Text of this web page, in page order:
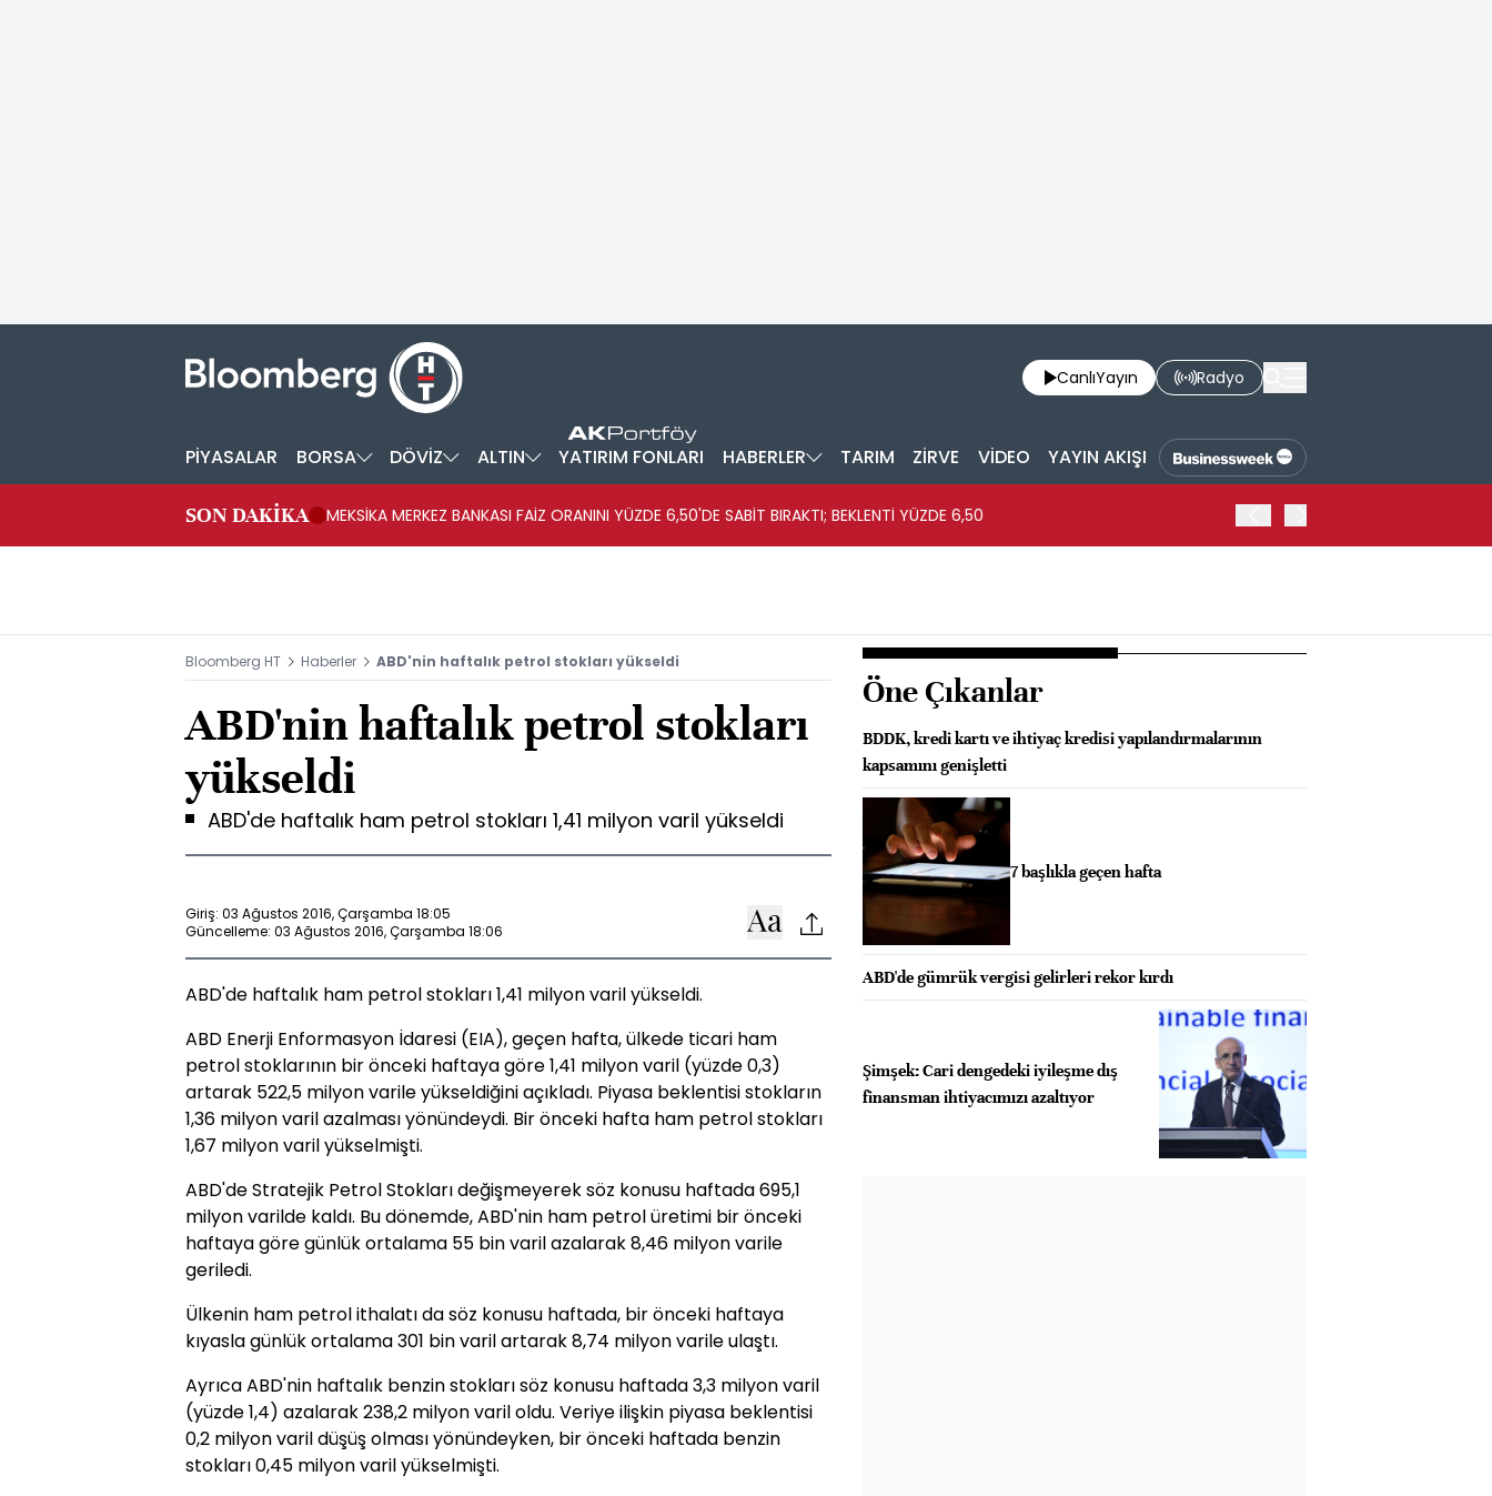
CanlıYayın Radyo
PİYASALAR BORSA DÖVİZ ALTIN YATIRIM FONLARI HABERLER TARIM ZİRVE VİDEO YAYIN AKIŞI
SON DAKİKA MEKSİKA MERKEZ BANKASI FAİZ ORANINI YÜZDE 6,50'DE SABİT BIRAKTI; BEKLENTİ YÜZDE 6,50
Bloomberg HT Haberler ABD'nin haftalık petrol stokları yükseldi
ABD'nin haftalık petrol stokları
yükseldi
ABD'de haftalık ham petrol stokları 1,41 milyon varil yükseldi
Giriş: 03 Ağustos 2016, Çarşamba 18:05
Güncelleme: 03 Ağustos 2016, Çarşamba 18:06
ABD'de haftalık ham petrol stokları 1,41 milyon varil yükseldi.
ABD Enerji Enformasyon İdaresi (EIA), geçen hafta, ülkede ticari ham
petrol stoklarının bir önceki haftaya göre 1,41 milyon varil (yüzde 0,3)
artarak 522,5 milyon varile yükseldiğini açıkladı. Piyasa beklentisi stokların
1,36 milyon varil azalması yönündeydi. Bir önceki hafta ham petrol stokları
1,67 milyon varil yükselmişti.
ABD'de Stratejik Petrol Stokları değişmeyerek söz konusu haftada 695,1
milyon varilde kaldı. Bu dönemde, ABD'nin ham petrol üretimi bir önceki
haftaya göre günlük ortalama 55 bin varil azalarak 8,46 milyon varile
geriledi.
Ülkenin ham petrol ithalatı da söz konusu haftada, bir önceki haftaya
kıyasla günlük ortalama 301 bin varil artarak 8,74 milyon varile ulaştı.
Ayrıca ABD'nin haftalık benzin stokları söz konusu haftada 3,3 milyon varil
(yüzde 1,4) azalarak 238,2 milyon varil oldu. Veriye ilişkin piyasa beklentisi
0,2 milyon varil düşüş olması yönündeyken, bir önceki haftada benzin
stokları 0,45 milyon varil yükselmişti.
Öne Çıkanlar
BDDK, kredi kartı ve ihtiyaç kredisi yapılandırmalarının
kapsamını genişletti
7 başlıkla geçen hafta
ABD'de gümrük vergisi gelirleri rekor kırdı
Şimşek: Cari dengedeki iyileşme dış
finansman ihtiyacımızı azaltıyor